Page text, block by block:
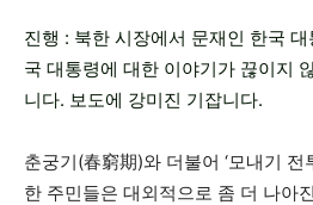
진행 : 북한 시장에서 문재인 한국
국 대통령에 대한 이야기가 끊이지
니다. 보도에 강미진 기잡니다.
춘궁기(春窮期)와 더불어 ‘모내기 전
한 주민들은 대외적으로 좀 더 나아